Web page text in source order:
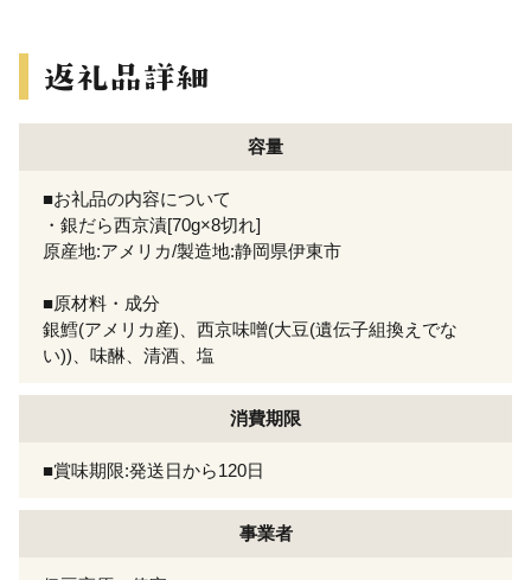
容量
■お礼品の内容について
・銀だら西京漬[70g×8切れ]
原産地:アメリカ/製造地:静岡県伊東市
■原材料・成分
銀鱈(アメリカ産)、西京味噌(大豆(遺伝子組換えでな
い))、味醂、清酒、塩
消費期限
■賞味期限:発送日から120日
事業者